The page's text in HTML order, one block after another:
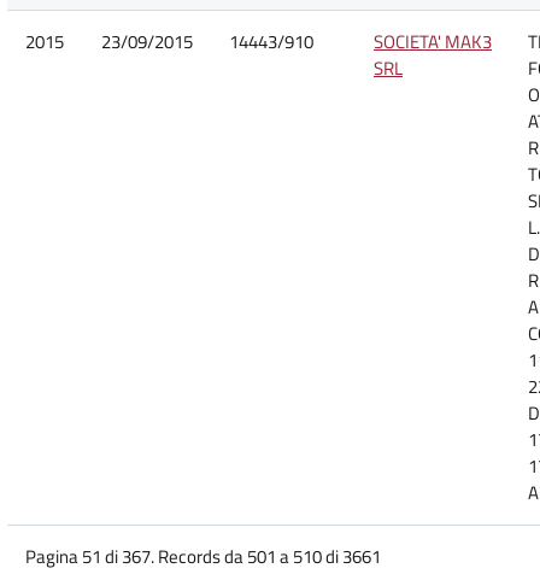
2015 23/09/2015 14443/910
SOCIETA' MAK3
SRL
Pagina 51 di 367. Records da 501 a 510 di 3661